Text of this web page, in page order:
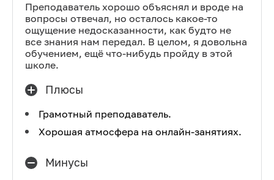
Преподаватель хорошо объяснял и вроде на
вопросы отвечал, но осталось какое-то
ощущение недосказанности, как будто не
все знания нам передал. В целом, я довольна
обучением, ещё что-нибудь пройду в этой
школе.
Плюсы
Грамотный преподаватель.
Хорошая атмосфера на онлайн-занятиях.
Минусы